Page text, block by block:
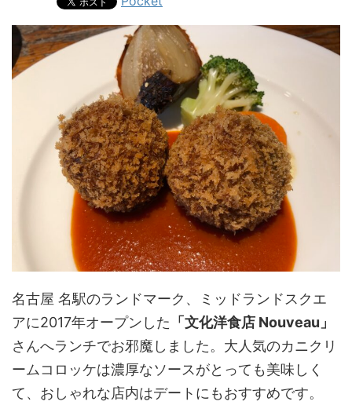
名古屋 名駅のランドマーク、ミッドランドスクエ
アに2017年オープンした 「文化洋食店 Nouveau」
さんへランチでお邪魔しました。大人気のカニクリ
ームコロッケは濃厚なソースがとっても美味しく
て、おしゃれな店内はデートにもおすすめです。